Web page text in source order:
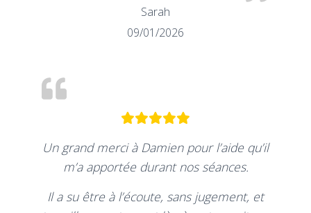
Sarah
09/01/2026
Un grand merci à Damien pour l’aide qu’il
m’a apportée durant nos séances.
Il a su être à l’écoute, sans jugement, et